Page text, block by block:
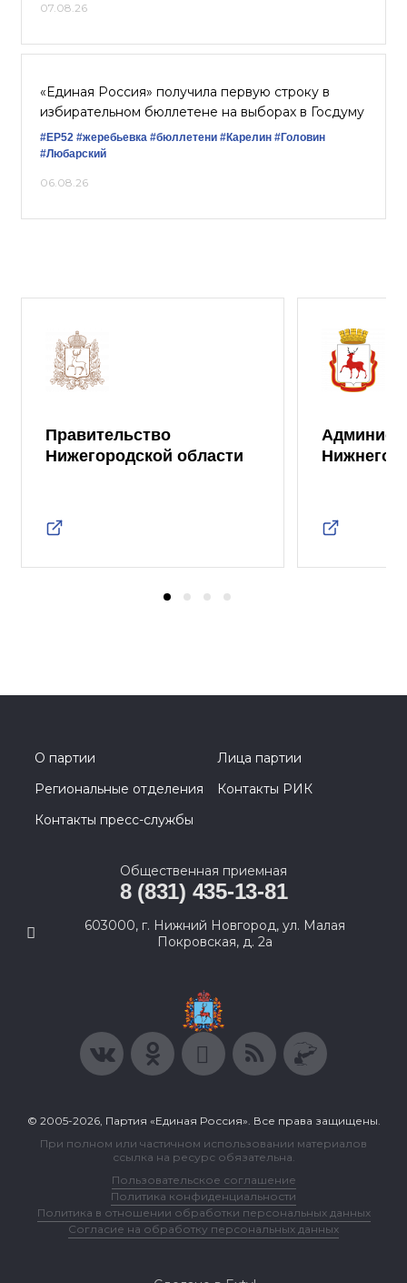
07.08.26
«Единая Россия» получила первую строку в
избирательном бюллетене на выборах в Госдуму
#ЕР52 #жеребьевка #бюллетени #Карелин #Головин
#Любарский
06.08.26
Правительство
Нижегородской области
Нижнего
О партии
Лица партии
Региональные отделения
Контакты РИК
Контакты пресс-службы
Общественная приемная
8 (831) 435-13-81
603000, г. Нижний Новгород, ул. Малая
Покровская, д. 2а
© 2005-2026, Партия «Единая Россия». Все права защищены.
При полном или частичном использовании материалов
ссылка на ресурс обязательна.
Пользовательское соглашение
Политика конфиденциальности
Политика в отношении обработки персональных данных
Согласие на обработку персональных данных